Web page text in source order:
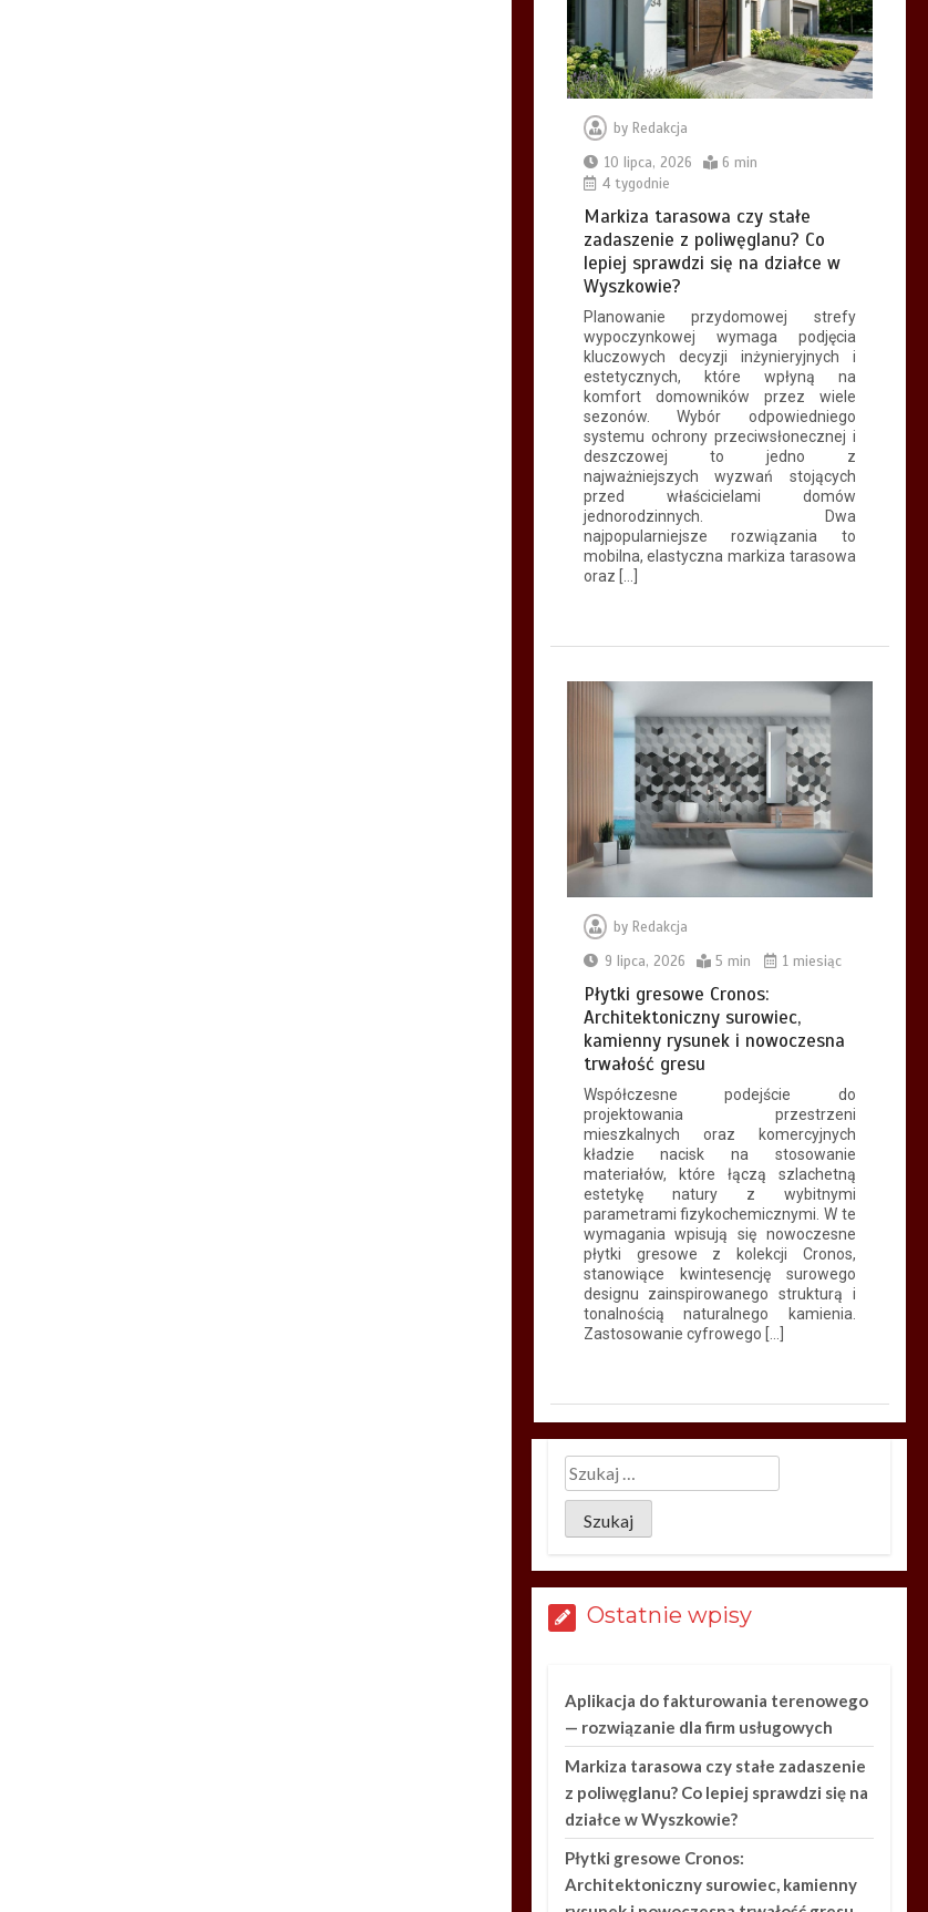
by Redakcja
10 lipca, 2026
6 min
4 tygodnie
Markiza tarasowa czy stałe
zadaszenie z poliwęglanu? Co
lepiej sprawdzi się na działce w
Wyszkowie?
Planowanie przydomowej strefy
wypoczynkowej wymaga podjęcia
kluczowych decyzji inżynieryjnych i
estetycznych, które wpłyną na
komfort domowników przez wiele
sezonów. Wybór odpowiedniego
systemu ochrony przeciwsłonecznej i
deszczowej to jedno z
najważniejszych wyzwań stojących
przed właścicielami domów
jednorodzinnych. Dwa
najpopularniejsze rozwiązania to
mobilna, elastyczna markiza tarasowa
oraz […]
by Redakcja
9 lipca, 2026
5 min 1 miesiąc
Płytki gresowe Cronos:
Architektoniczny surowiec,
kamienny rysunek i nowoczesna
trwałość gresu
Współczesne podejście do
projektowania przestrzeni
mieszkalnych oraz komercyjnych
kładzie nacisk na stosowanie
materiałów, które łączą szlachetną
estetykę natury z wybitnymi
parametrami fizykochemicznymi. W te
wymagania wpisują się nowoczesne
płytki gresowe z kolekcji Cronos,
stanowiące kwintesencję surowego
designu zainspirowanego strukturą i
tonalnością naturalnego kamienia.
Zastosowanie cyfrowego […]
Ostatnie wpisy
Aplikacja do fakturowania terenowego
— rozwiązanie dla firm usługowych
Markiza tarasowa czy stałe zadaszenie
z poliwęglanu? Co lepiej sprawdzi się na
działce w Wyszkowie?
Płytki gresowe Cronos:
Architektoniczny surowiec, kamienny